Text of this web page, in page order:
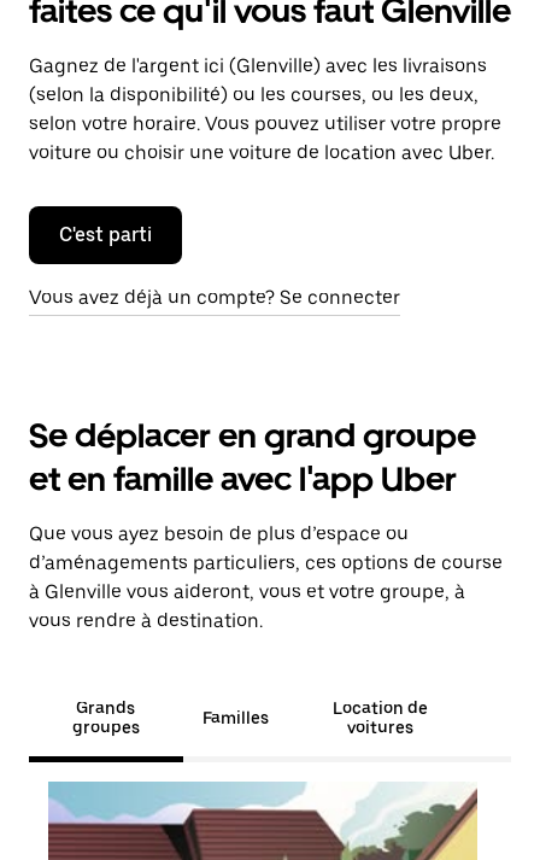
faites ce qu'il vous faut Glenville
Gagnez de l'argent ici (Glenville) avec les livraisons
(selon la disponibilité) ou les courses, ou les deux,
selon votre horaire. Vous pouvez utiliser votre propre
voiture ou choisir une voiture de location avec Uber.
C'est parti
Vous avez déjà un compte? Se connecter
Se déplacer en grand groupe
et en famille avec l'app Uber
Que vous ayez besoin de plus d’espace ou
d’aménagements particuliers, ces options de course
à Glenville vous aideront, vous et votre groupe, à
vous rendre à destination.
Grands
groupes
Familles
Location de
voitures